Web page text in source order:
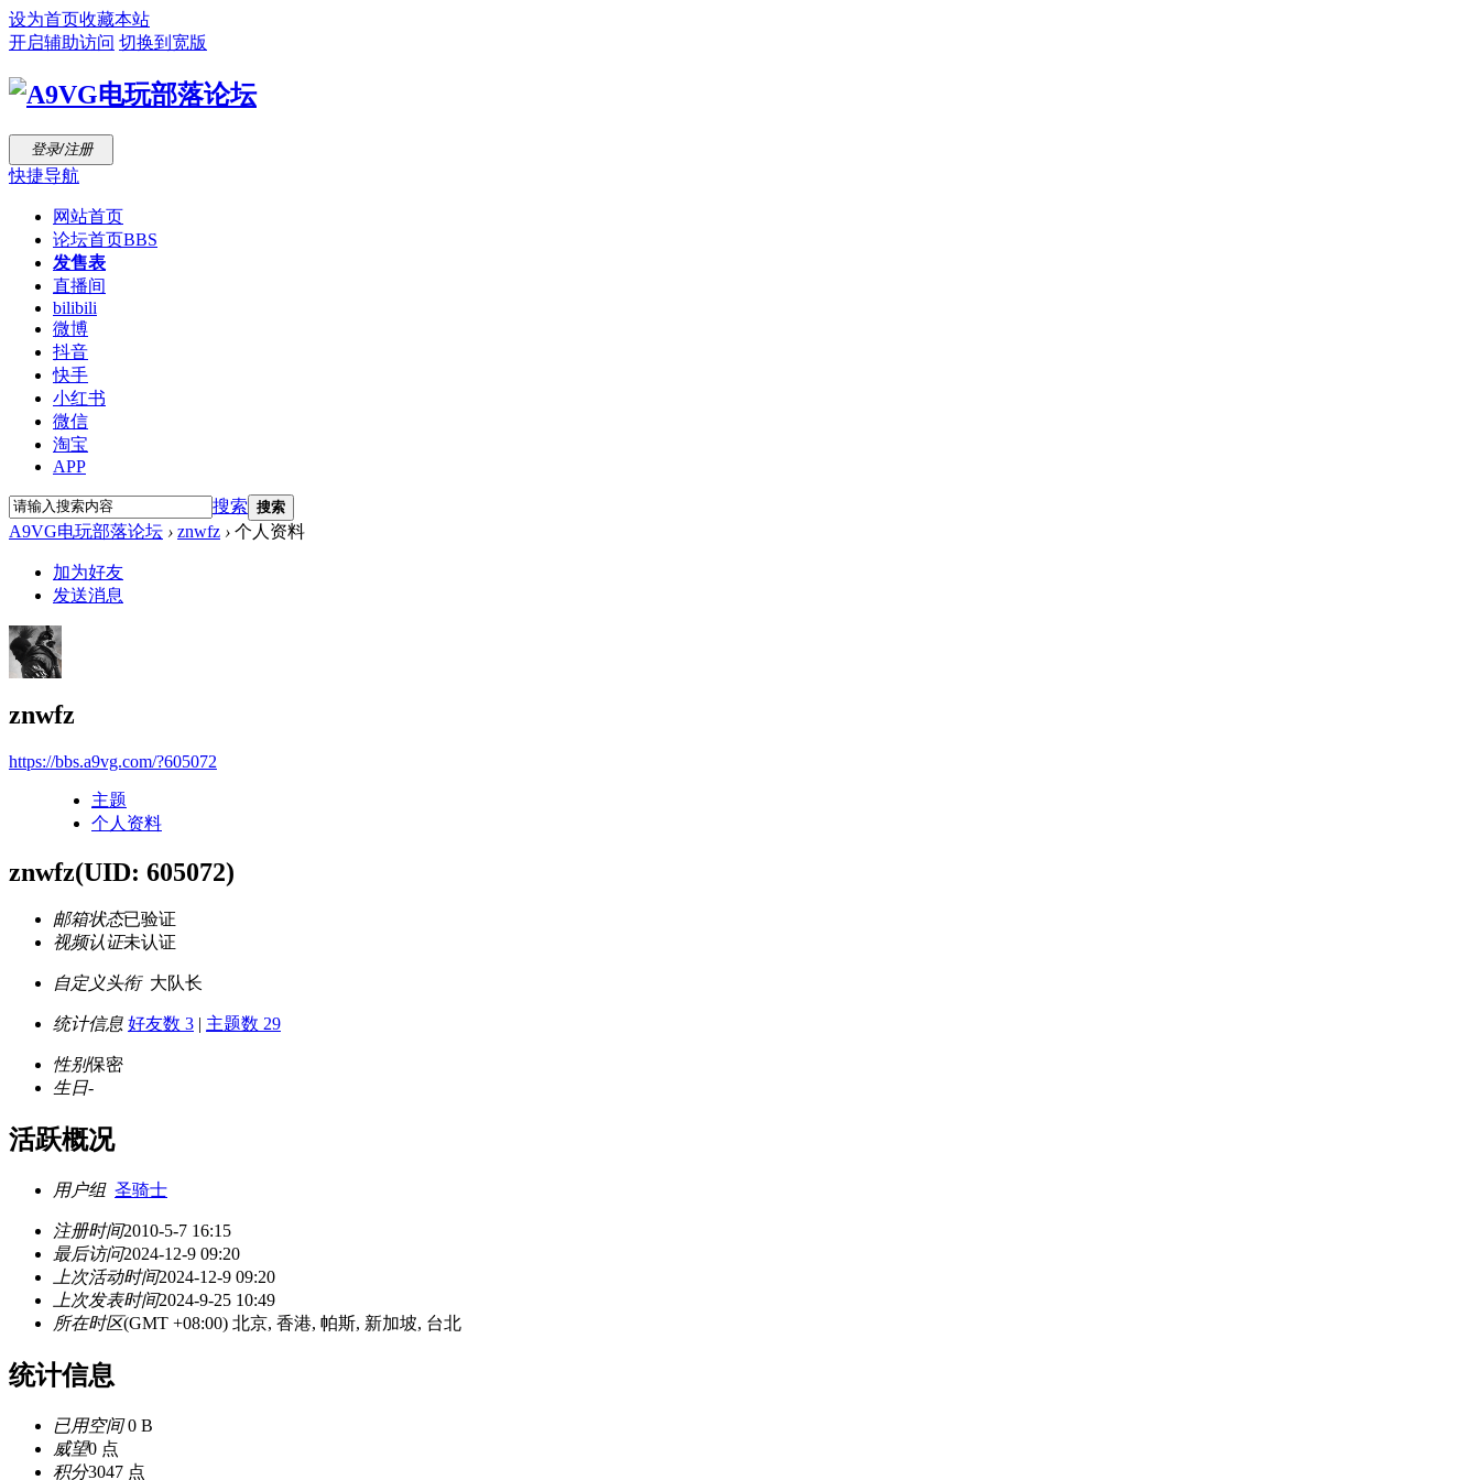
设为首页收藏本站
开启辅助访问 切换到宽版
登录/注册
快捷导航
网站首页
论坛首页BBS
发售表
直播间
bilibili
微博
抖音
快手
小红书
微信
淘宝
APP
搜索 搜索
A9VG电玩部落论坛 › znwfz › 个人资料
加为好友
发送消息
znwfz
https://bbs.a9vg.com/?605072
主题
个人资料
znwfz(UID: 605072)
邮箱状态已验证
视频认证未认证
自定义头衔 大队长
统计信息 好友数 3 | 主题数 29
性别保密
生日-
活跃概况
用户组 圣骑士
注册时间2010-5-7 16:15
最后访问2024-12-9 09:20
上次活动时间2024-12-9 09:20
上次发表时间2024-9-25 10:49
所在时区(GMT +08:00) 北京, 香港, 帕斯, 新加坡, 台北
统计信息
已用空间0 B
威望0 点
积分3047 点